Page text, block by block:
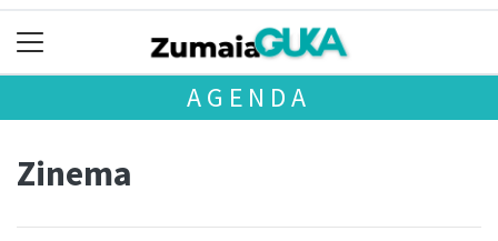
AGENDA
Zinema